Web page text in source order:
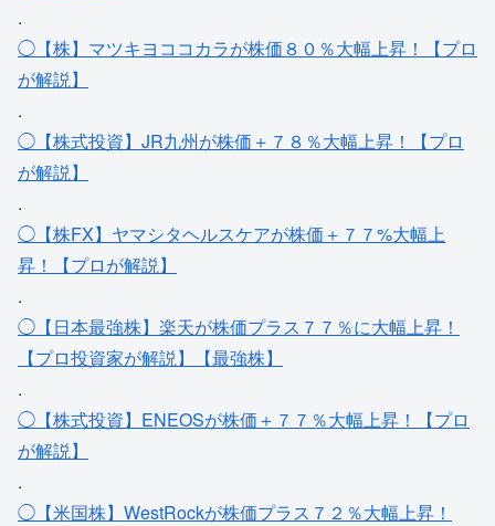
.
◯【株】マツキヨココカラが株価８０％大幅上昇！【プロ
が解説】
.
◯【株式投資】JR九州が株価＋７８％大幅上昇！【プロ
が解説】
.
◯【株FX】ヤマシタヘルスケアが株価＋７７%大幅上
昇！【プロが解説】
.
◯【日本最強株】楽天が株価プラス７７％に大幅上昇！
【プロ投資家が解説】【最強株】
.
◯【株式投資】ENEOSが株価＋７７％大幅上昇！【プロ
が解説】
.
◯【米国株】WestRockが株価プラス７２％大幅上昇！